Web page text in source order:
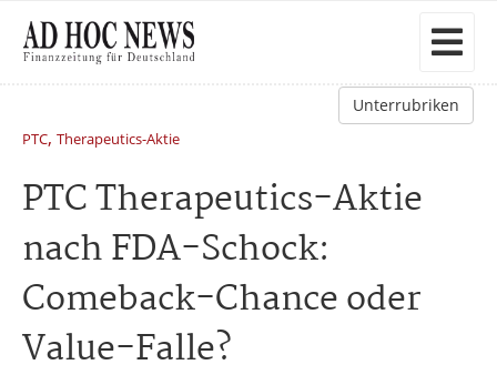
Unterrubriken
PTC, Therapeutics-Aktie
PTC Therapeutics-Aktie
nach FDA-Schock:
Comeback-Chance oder
Value-Falle?